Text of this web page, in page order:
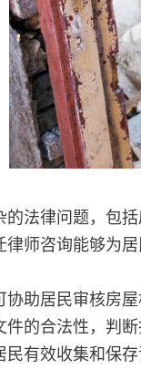
的法律问题，包
师咨询能够为
协助居民审核房
件的合法性，判
有效收集和保存